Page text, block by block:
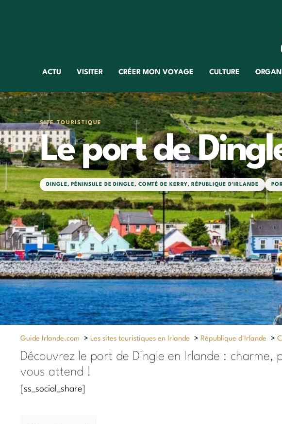
ACTU VISITER CRÉER MON VOYAGE CULTURE
SITE TOURISTIQUE
Le port de
DINGLE, PÉNINSULE DE DINGLE, COMTÉ DE KERRY, RÉPUBLIQUE D'IRLANDE
Guide Irlande.com > Les sites touristiques en Irlande > République d'Irlande >
Découvrez le port de Dingle en Irlande :
vous attend !
[ss_social_share]